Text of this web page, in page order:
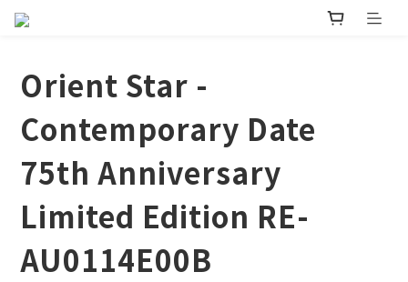
Orient Star -
Contemporary Date
75th Anniversary
Limited Edition RE-
AU0114E00B